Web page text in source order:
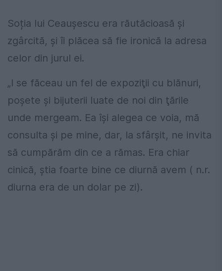
Soția lui Ceaușescu era răutăcioasă și
zgârcită, și îi plăcea să fie ironică la adresa
celor din jurul ei.
„I se făceau un fel de expoziţii cu blănuri,
poşete şi bijuterii luate de noi din ţările
unde mergeam. Ea îşi alegea ce voia, mă
consulta şi pe mine, dar, la sfârşit, ne invita
să cumpărăm din ce a rămas. Era chiar
cinică, ştia foarte bine ce diurnă avem ( n.r.
diurna era de un dolar pe zi).